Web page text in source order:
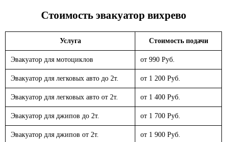
Стоимость эвакуатор вихрево
Услуга Стоимость подачи
Эвакуатор для мотоциклов от 990 Руб.
Эвакуатор для легковых авто до 2т. от 1 200 Руб.
Эвакуатор для легковых авто от 2т. от 1 400 Руб.
Эвакуатор для джипов до 2т. от 1 700 Руб.
Эвакуатор для джипов от 2т. от 1 900 Руб.